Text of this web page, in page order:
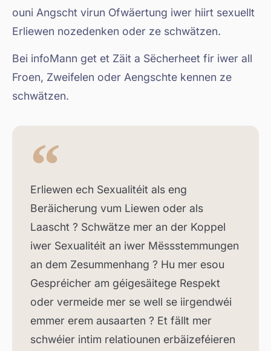
ouni Angscht virun Ofwäertung iwer hiirt sexuellt
Erliewen nozedenken oder ze schwätzen.
Bei infoMann get et Zäit a Sëcherheet fir iwer all
Froen, Zweifelen oder Aengschte kennen ze
schwätzen.
Erliewen ech Sexualitéit als eng
Beräicherung vum Liewen oder als
Laascht ? Schwätze mer an der Koppel
iwer Sexualitéit an iwer Mëssstemmungen
an dem Zesummenhang ? Hu mer esou
Gespréicher am géigesäitege Respekt
oder vermeide mer se well se iirgendwéi
emmer erem ausaarten ? Et fällt mer
schwéier intim relatiounen erbäizeféieren